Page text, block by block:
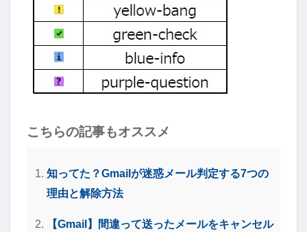
こちらの記事もオススメ
知ってた？Gmailが迷惑メール判定する7つの
理由と解除方法
【Gmail】間違って送ったメールをキャンセル